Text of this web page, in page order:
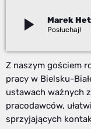
play_arrow
Z naszym gościem
pracy w Bielsku-
ustawach ważnych
pracodawców,
sprzyjających